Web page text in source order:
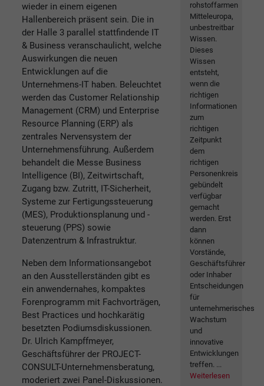
wieder in einem eigenen
Hallenbereich präsent sein. Die in
der Halle 3 parallel stattfindende IT
& Business veranschaulicht, welche
Auswirkungen die neuen
Entwicklungen auf die
Unternehmens-IT haben. Beleuchtet
werden das Customer Relationship
Management (CRM) und Enterprise
Resource Planning (ERP) als
zentrales Nervensystem der
Unternehmensführung. Außerdem
behandelt die Messe Business
Intelligence (BI), Zeitwirtschaft,
Zugang bzw. Zutritt, IT-Sicherheit,
Systeme zur Fertigungssteuerung
(MES), Produktionsplanung und -
steuerung (PPS) sowie
Datenzentrum & Infrastruktur.
Neben dem Informationsangebot
an den Ausstellerständen gibt es
ein anwendernahes, kompaktes
Forenprogramm mit Fachvorträgen,
Best Practices und hochkarätig
besetzten Podiumsdiskussionen.
Dr. Ulrich Kampffmeyer,
Geschäftsführer der PROJECT-
CONSULT-Unternehmensberatung,
moderiert zwei Panel-Diskussionen.
rohstoffarmen
Mitteleuropa,
unbestreitbar
Wissen.
Dieses
Wissen
entsteht,
wenn die
richtigen
Informationen
zum
richtigen
Zeitpunkt
dem
richtigen
Personenkreis
gebündelt
verfügbar
gemacht
werden. Erst
dann
können
Vorstände,
Geschäftsführer
oder Inhaber
Entscheidungen
für
unternehmerisches
Wachstum
und
innovative
Entwicklungen
treffen. ...
Weiterlesen